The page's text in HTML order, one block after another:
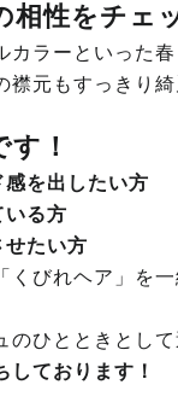
相性をチェ
カラーといった
襟元もすっきり
！
を出したい方
いる方
せたい方
くびれヘア」を
のひとときとし
しております！